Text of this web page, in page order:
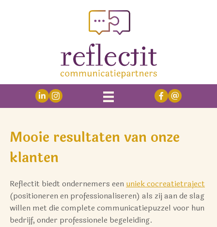
Mooie resultaten van onze
klanten
Reflectit biedt ondernemers eenuniek cocreatietraject
(positioneren en professionaliseren) als zij aan de slag
willen met die complete communicatiepuzzel voor hun
bedrijf, onder professionele begeleiding.